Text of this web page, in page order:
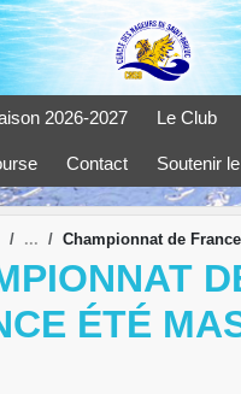
2026-2027 Le Club
Contact Soutenir
Championnat de
ÉTÉ
des cookies